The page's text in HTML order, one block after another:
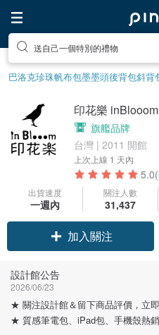
前往打造療癒的放鬆生活
巴洛克珍珠帆布包墨墨頭後背包斜背
印花樂 inBlooom
旗艦品牌
台灣 | 2011 開館
上次上線 1 天內
5.0
出貨速度
一週內
關注人數
31,437
領優惠券
加入關注
設計館公告
2026/06/23
★ 關注設計館＆留下商品評價，立
★ 質感筆電包、iPad包、手機殼熱